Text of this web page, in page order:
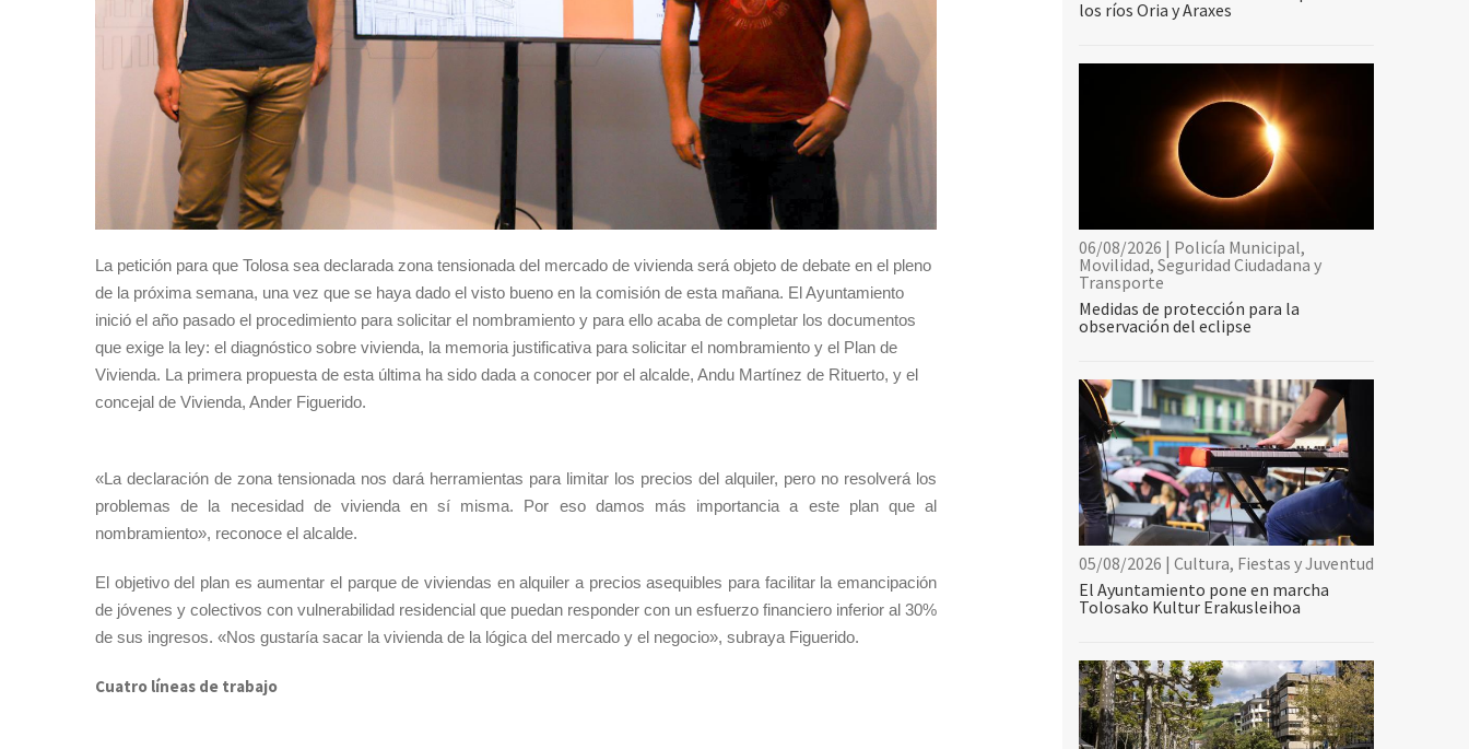
La petición para que Tolosa sea declarada zona tensionada del mercado de vivienda será objeto de debate en el pleno
de la próxima semana, una vez que se haya dado el visto bueno en la comisión de esta mañana. El Ayuntamiento
inició el año pasado el procedimiento para solicitar el nombramiento y para ello acaba de completar los documentos
que exige la ley: el diagnóstico sobre vivienda, la memoria justificativa para solicitar el nombramiento y el Plan de
Vivienda. La primera propuesta de esta última ha sido dada a conocer por el alcalde, Andu Martínez de Rituerto, y el
concejal de Vivienda, Ander Figuerido.
«La declaración de zona tensionada nos dará herramientas para limitar los precios del alquiler, pero no resolverá los
problemas de la necesidad de vivienda en sí misma. Por eso damos más importancia a este plan que al
nombramiento», reconoce el alcalde.
El objetivo del plan es aumentar el parque de viviendas en alquiler a precios asequibles para facilitar la emancipación
de jóvenes y colectivos con vulnerabilidad residencial que puedan responder con un esfuerzo financiero inferior al 30%
de sus ingresos. «Nos gustaría sacar la vivienda de la lógica del mercado y el negocio», subraya Figuerido.
Cuatro líneas de trabajo
los ríos Oria y Araxes
06/08/2026 | Policía Municipal,
Movilidad, Seguridad Ciudadana y
Transporte
Medidas de protección para la
observación del eclipse
05/08/2026 | Cultura, Fiestas y Juventud
El Ayuntamiento pone en marcha
Tolosako Kultur Erakusleihoa